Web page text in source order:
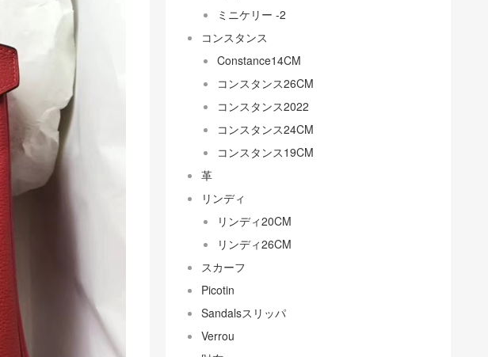
ミニケリー -2
コンスタンス
Constance14CM
コンスタンス26CM
コンスタンス2022
コンスタンス24CM
コンスタンス19CM
革
リンディ
リンディ20CM
リンディ26CM
スカーフ
Picotin
Sandalsスリッパ
Verrou